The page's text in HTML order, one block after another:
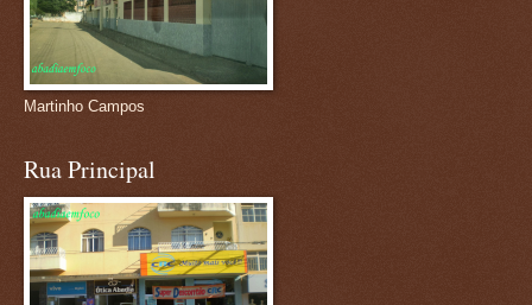
Martinho Campos
Rua Principal